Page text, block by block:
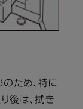
ため、特に
後は、拭き